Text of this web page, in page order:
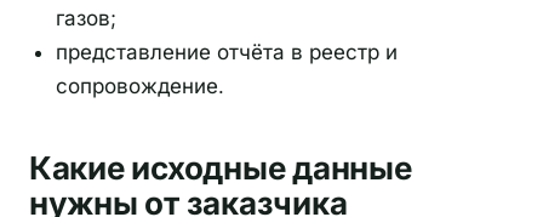
газов;
представление отчёта в реестр и
сопровождение.
Какие исходные данные
нужны от заказчика